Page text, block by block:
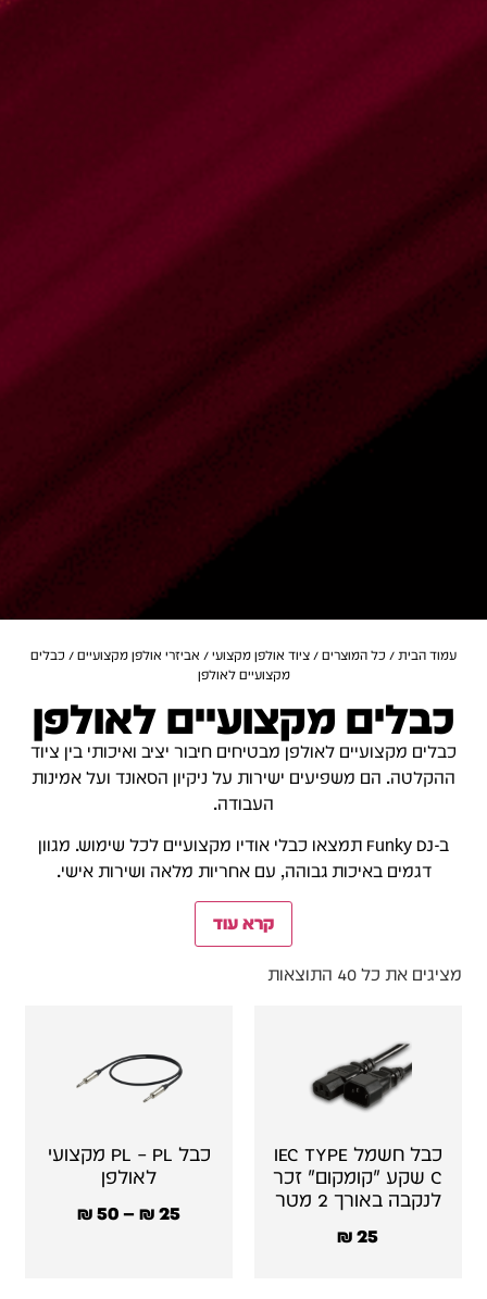
עמוד הבית / כל המוצרים / ציוד אולפן מקצועי / אביזרי אולפן מקצועיים / כבלים
מקצועיים לאולפן
כבלים מקצועיים לאולפן
כבלים מקצועיים לאולפן מבטיחים חיבור יציב ואיכותי בין ציוד
ההקלטה. הם משפיעים ישירות על ניקיון הסאונד ועל אמינות
העבודה.
ב-Funky DJ תמצאו כבלי אודיו מקצועיים לכל שימוש. מגוון
דגמים באיכות גבוהה, עם אחריות מלאה ושירות אישי.
קרא עוד
מציגים את כל ⁦40⁩ התוצאות
כבל חשמל IEC TYPE
C שקע "קומקום" זכר
לנקבה באורך 2 מטר
₪25
כבל PL – PL מקצועי
לאולפן
₪25
–
₪50